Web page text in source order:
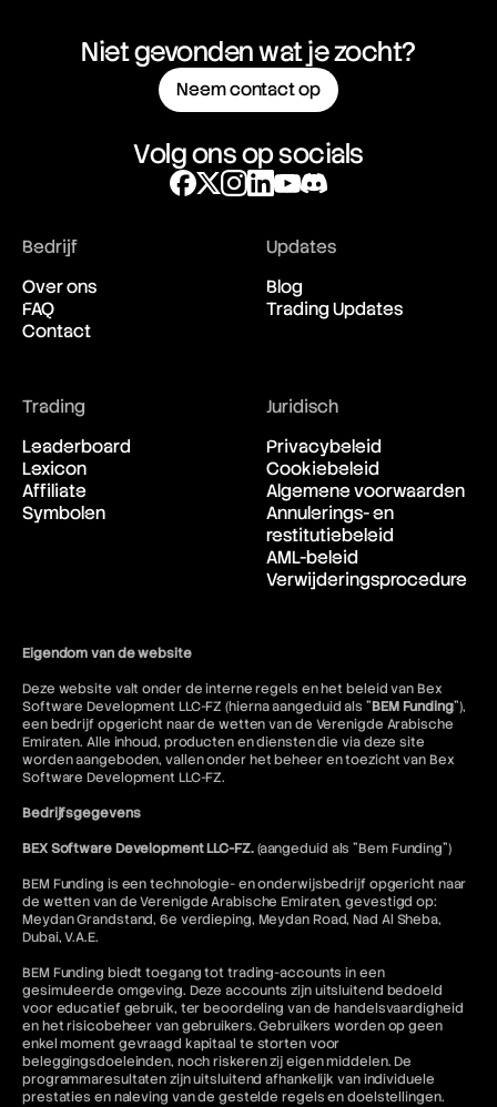
Niet gevonden wat je zocht?
Neem contact op
Volg ons op socials
Bedrijf
Over ons
FAQ
Contact
Updates
Blog
Trading Updates
Trading
Leaderboard
Lexicon
Affiliate
Symbolen
Juridisch
Privacybeleid
Cookiebeleid
Algemene voorwaarden
Annulerings- en
restitutiebeleid
AML-beleid
Verwijderingsprocedure
Eigendom van de website
Deze website valt onder de interne regels en het beleid van Bex
Software Development LLC-FZ (hierna aangeduid als "BEM Funding"),
een bedrijf opgericht naar de wetten van de Verenigde Arabische
Emiraten. Alle inhoud, producten en diensten die via deze site
worden aangeboden, vallen onder het beheer en toezicht van Bex
Software Development LLC-FZ.
Bedrijfsgegevens
BEX Software Development LLC-FZ.(aangeduid als "Bem Funding")
BEM Funding is een technologie- en onderwijsbedrijf opgericht naar
de wetten van de Verenigde Arabische Emiraten, gevestigd op:
Meydan Grandstand, 6e verdieping, Meydan Road, Nad Al Sheba,
Dubai, V.A.E.
BEM Funding biedt toegang tot trading-accounts in een
gesimuleerde omgeving. Deze accounts zijn uitsluitend bedoeld
voor educatief gebruik, ter beoordeling van de handelsvaardigheid
en het risicobeheer van gebruikers. Gebruikers worden op geen
enkel moment gevraagd kapitaal te storten voor
beleggingsdoeleinden, noch riskeren zij eigen middelen. De
programmaresultaten zijn uitsluitend afhankelijk van individuele
prestaties en naleving van de gestelde regels en doelstellingen.